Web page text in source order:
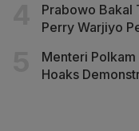
Prabowo Bakal
Perry Warjiyo
Menteri
Hoaks